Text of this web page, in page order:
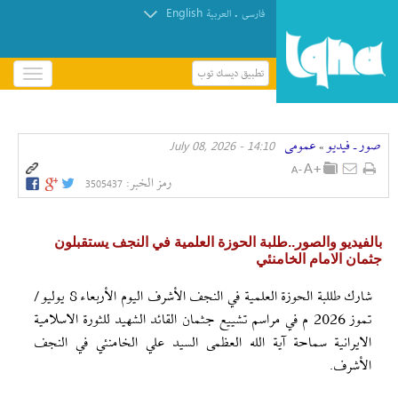
فارسی . العربیة English
تطبيق ديسك توب
باز
و
کردن
صور ـ فيديو » عمومی 14:10 - July 08, 2026
رمز الخبر: 3505437
بالفيديو والصور..طلبة الحوزة العلمية في النجف يستقبلون
جثمان الامام الخامنئي
شارك طللبة الحوزة العلمية في النجف الأشرف اليوم الأربعاء 8 يوليو /
تموز 2026 م في مراسم تشييع جثمان القائد الشهيد للثورة الاسلامية
الايرانية سماحة آية الله العظمى السيد علي الخامنئي في النجف
الأشرف.